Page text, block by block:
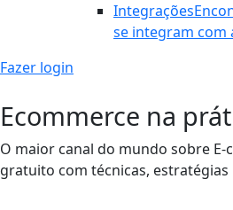
Integrações
se integram com
Fazer login
Ecommerce na
O maior canal do mundo sobre
gratuito com técnicas,